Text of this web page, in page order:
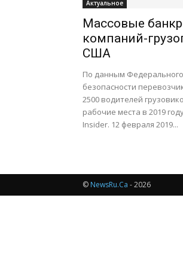
Актуальное
Массовые
компаний-
США
По данным
безопасности
2500 водителей
рабочие места в 2019
Insider. 12 февраля 2019...
© NewsRu.Ca - 2026